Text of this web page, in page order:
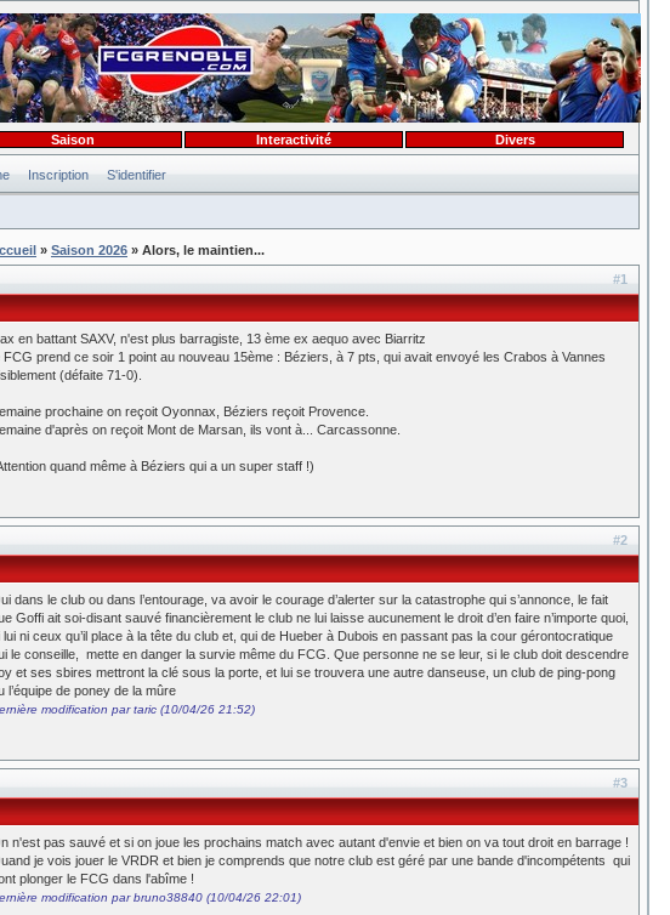
Inscription S'identifier
Saison Interactivité Divers
» Saison 2026 » Alors, le maintien...
#1
en battant SAXV, n'est plus barragiste, 13 ème ex aequo avec Biarritz
FCG prend ce soir 1 point au nouveau 15ème : Béziers, à 7 pts, qui avait envoyé les Crabos à Vannes
(défaite 71-0).
prochaine on reçoit Oyonnax, Béziers reçoit Provence.
d'après on reçoit Mont de Marsan, ils vont à... Carcassonne.
quand même à Béziers qui a un super staff !)
#2
dans le club ou dans l’entourage, va avoir le courage d’alerter sur la catastrophe qui s’annonce, le fait
Goffi ait soi-disant sauvé financièrement le club ne lui laisse aucunement le droit d’en faire n’importe quoi,
lui ni ceux qu’il place à la tête du club et, qui de Hueber à Dubois en passant pas la cour gérontocratique
le conseille, mette en danger la survie même du FCG. Que personne ne se leur, si le club doit descendre
et ses sbires mettront la clé sous la porte, et lui se trouvera une autre danseuse, un club de ping-pong
l’équipe de poney de la mûre
modification par taric (10/04/26 21:52)
#3
n'est pas sauvé et si on joue les prochains match avec autant d'envie et bien on va tout droit en barrage !
je vois jouer le VRDR et bien je comprends que notre club est géré par une bande d'incompétents qui
plonger le FCG dans l'abîme !
modification par bruno38840 (10/04/26 22:01)